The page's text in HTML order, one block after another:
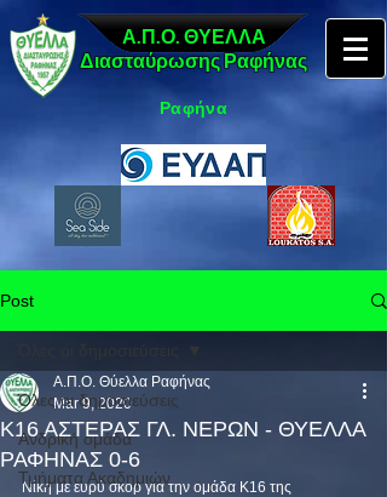
Α.Π.Ο. ΘΥΕΛΛΑ
Διασταύρωσης Ραφήνας
Ραφήνα
Post
Όλες οι δημοσιεύσεις
Ανδρική ομάδα
Τμήματα Ακαδημιών
Όλες οι δημοσιεύσεις
Κ16 ΑΣΤΕΡΑΣ ΓΛ. ΝΕΡΩΝ - ΘΥΕΛΛΑ
ΡΑΦΗΝΑΣ 0-6
Α.Π.Ο. Θύελλα Ραφήνας
Mar 9, 2020
Νίκη με ευρύ σκορ για την ομάδα Κ16 της